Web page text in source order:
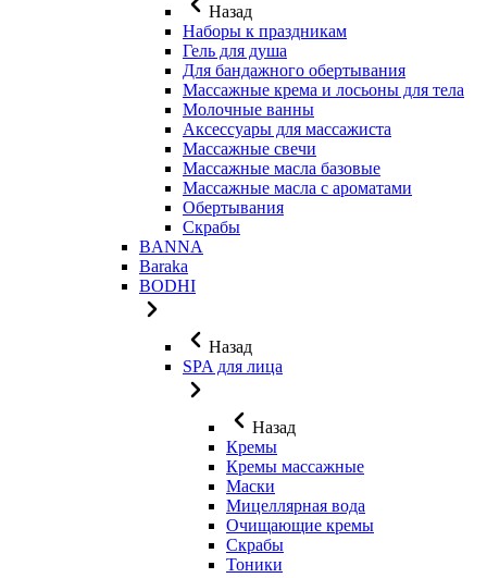
Назад
Наборы к праздникам
Гель для душа
Для бандажного обертывания
Массажные крема и лосьоны для тела
Молочные ванны
Аксессуары для массажиста
Массажные свечи
Массажные масла базовые
Массажные масла с ароматами
Обертывания
Скрабы
BANNA
Baraka
BODHI
Назад
SPA для лица
Назад
Кремы
Кремы массажные
Маски
Мицеллярная вода
Очищающие кремы
Скрабы
Тоники